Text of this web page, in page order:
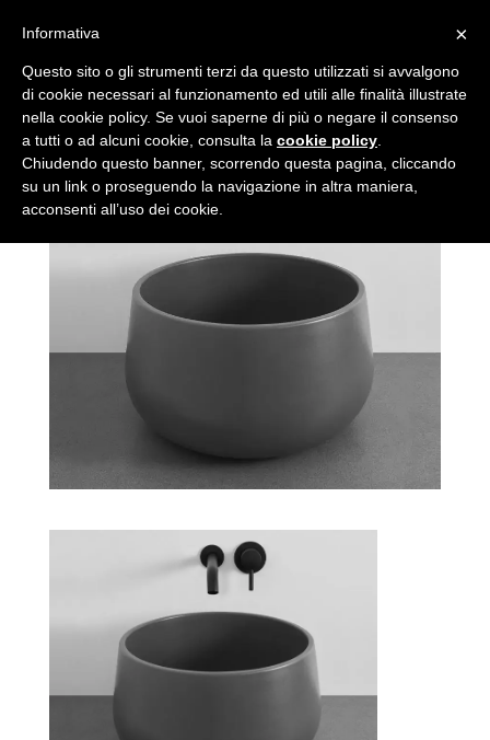
unnamed (2)
daAutore|Giu 25, 2018
×
Informativa
Questo sito o gli strumenti terzi da questo utilizzati si avvalgono
di cookie necessari al funzionamento ed utili alle finalità illustrate
nella cookie policy. Se vuoi saperne di più o negare il consenso
a tutti o ad alcuni cookie, consulta la cookie policy
Chiudendo questo banner, scorrendo questa pagina, cliccando
su un link o proseguendo la navigazione in altra maniera,
acconsenti all’uso dei cookie.